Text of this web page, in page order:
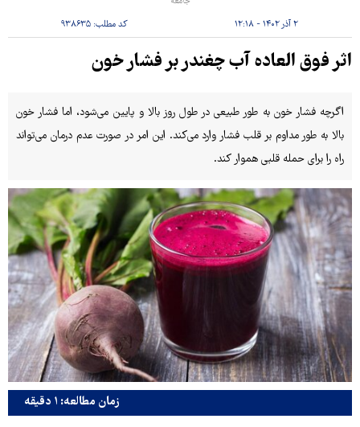
۲ آذر ۱۴۰۲ - ۱۲:۱۸ کد مطلب:۹۳۸۶۳۵
اثر فوق العاده آب چغندر بر فشار خون
اگرچه فشار خون به طور طبیعی در طول روز بالا و پایین می‌شود، اما فشار خون
بالا به طور مداوم بر قلب فشار وارد می‌کند. این امر در صورت عدم درمان می‌تواند
راه را برای حمله قلبی هموار کند.
زمان مطالعه: ۱ دقیقه